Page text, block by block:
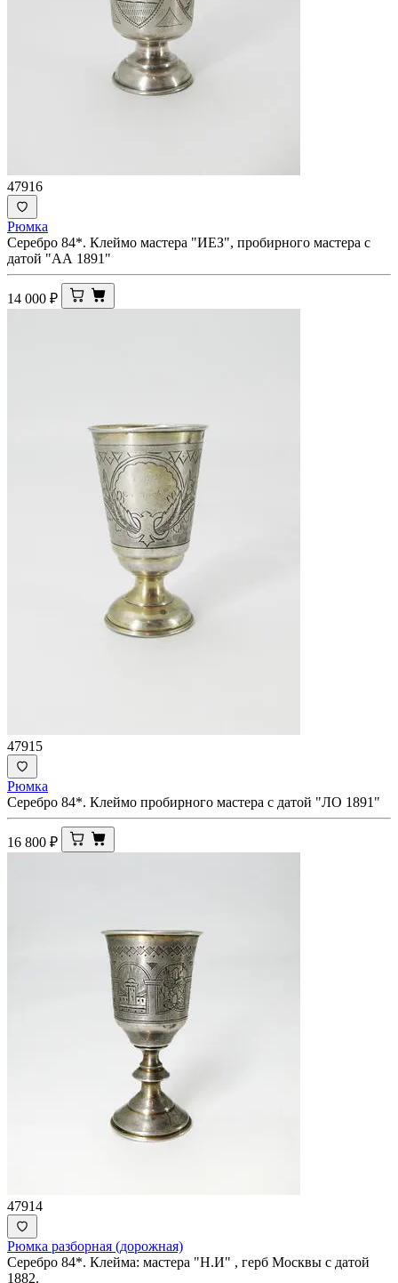
47916
Рюмка
Серебро 84*. Клеймо мастера "ИЕЗ", пробирного мастера с
датой "АА 1891"
14 000 ₽
47915
Рюмка
Серебро 84*. Клеймо пробирного мастера с датой "ЛО 1891"
16 800 ₽
47914
Рюмка разборная (дорожная)
Серебро 84*. Клейма: мастера "Н.И" , герб Москвы с датой
1882.